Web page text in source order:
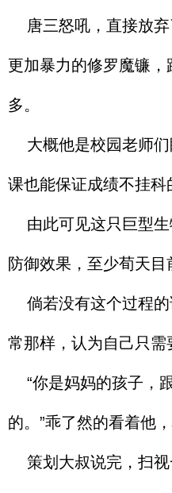
唐三怒吼，直接放弃
更加暴力的修罗魔镰
多。
大概他是校园老师们
课也能保证成绩不挂科
由此可见这只巨型生
防御效果，至少荀天目
倘若没有这个过程的
常那样，认为自己只需
“你是妈妈的孩子，
的。”乖了然的看着他
策划大叔说完，扫视